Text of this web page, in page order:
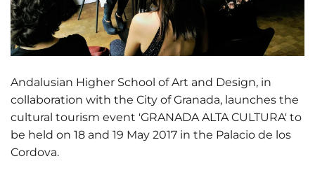
Andalusian Higher School of Art and Design, in
collaboration with the City of Granada, launches the
cultural tourism event 'GRANADA ALTA CULTURA' to
be held on 18 and 19 May 2017 in the Palacio de los
Cordova.